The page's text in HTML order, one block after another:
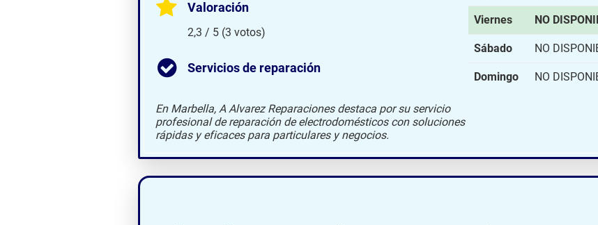
Valoración
2,3 / 5 (3 votos)
Servicios de reparación
En Marbella, A Alvarez Reparaciones destaca por su servicio
profesional de reparación de electrodomésticos con soluciones
rápidas y eficaces para particulares y negocios.
Viernes NO
Sábado NO
Domingo NO